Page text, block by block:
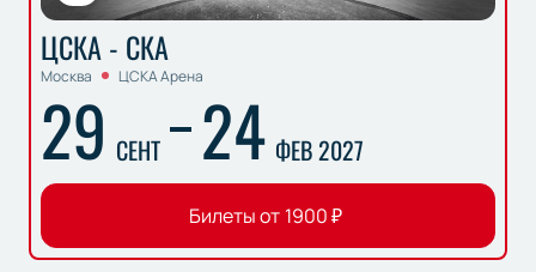
ЦСКА - СКА
Москва ЦСКА Арена
29 СЕНТ 24 ФЕВ 2027
Билеты от 1900₽